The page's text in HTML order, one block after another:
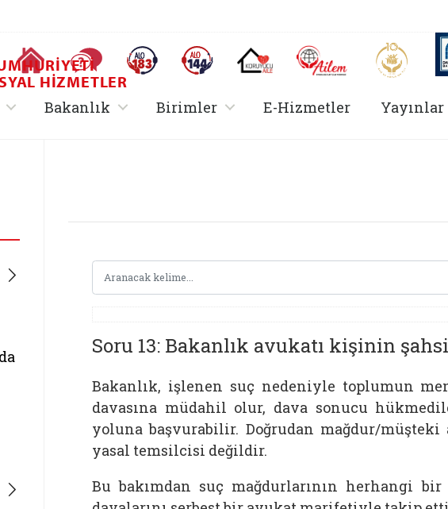
Ana Sayfa Sıkça Sorulan SorularAlo 183 (yeni sekmede açılır)Alo 144 (yeni sekmede açılır)Koruyucu Aile (yeni sekmede açılır)
AİLEM İletişim Aile ve
HIZMETLER
alt menü içerir
Bakanlık , alt menü içerir
Birimler, alt menü içerir
E-Hizmetler Yayınlar
Soru 13: Bakanlık avukatı kişinin
Bakanlık, işlenen suç nedeniyle toplumun
davasına müdahil olur, dava sonucu
yoluna başvurabilir. Doğrudan mağdur/
yasal temsilcisi değildir.
Bu bakımdan suç mağdurlarının herhangi